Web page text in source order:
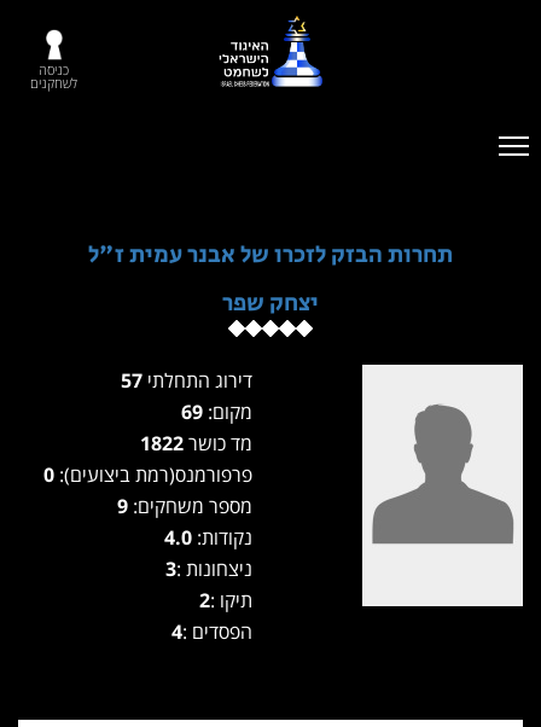
כניסה
לשחקנים
תחרות הבזק לזכרו של אבנר עמית ז"ל
יצחק שפר
דירוג התחלתי
מקום:
מד כושר
פרפורמנס(רמת ביצועים):
מספר משחקים:
נקודות: 4.0
ניצחונות :3
תיקו :2
הפסדים :4